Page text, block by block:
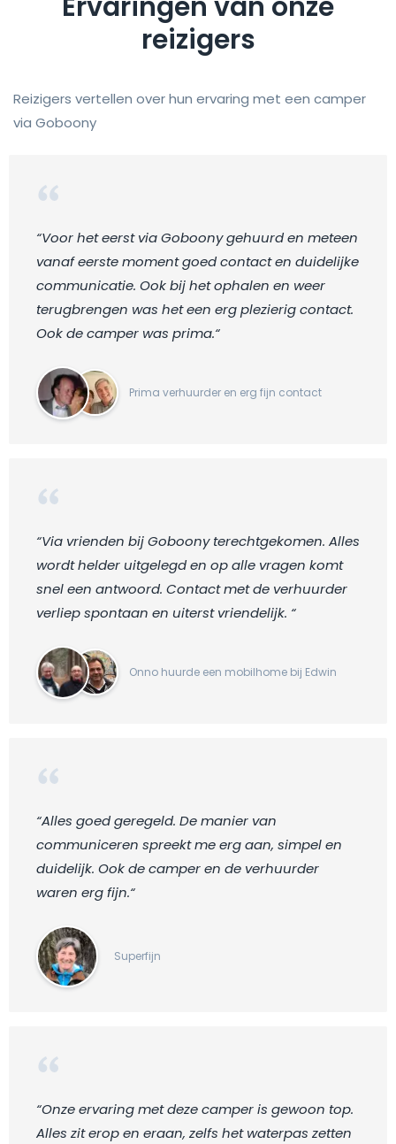
reizigers
Reizigers vertellen over hun ervaring met een camper
via Goboony
“Voor het eerst via Goboony gehuurd en meteen
vanaf eerste moment goed contact en duidelijke
communicatie. Ook bij het ophalen en weer
terugbrengen was het een erg plezierig contact.
Ook de camper was prima.“
Prima verhuurder en erg fijn contact
“Via vrienden bij Goboony terechtgekomen. Alles
wordt helder uitgelegd en op alle vragen komt
snel een antwoord. Contact met de verhuurder
verliep spontaan en uiterst vriendelijk. “
Onno huurde een mobilhome bij Edwin
“Alles goed geregeld. De manier van
communiceren spreekt me erg aan, simpel en
duidelijk. Ook de camper en de verhuurder
waren erg fijn.“
Superfijn
“Onze ervaring met deze camper is gewoon top.
Alles zit erop en eraan, zelfs het waterpas zetten